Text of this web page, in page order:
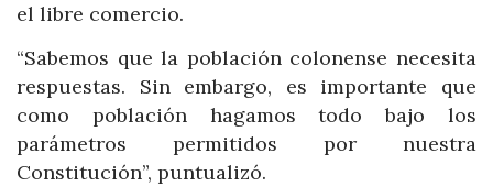
el libre comercio.
“Sabemos que la población colonense necesita
respuestas. Sin embargo, es importante que
como población hagamos todo bajo los
parámetros permitidos por nuestra
Constitución”, puntualizó.